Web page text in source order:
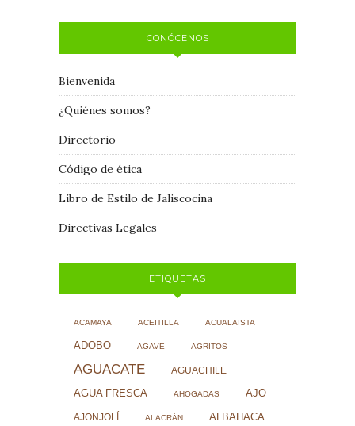
CONÓCENOS
Bienvenida
¿Quiénes somos?
Directorio
Código de ética
Libro de Estilo de Jaliscocina
Directivas Legales
ETIQUETAS
ACAMAYA ACEITILLA ACUALAISTA
ADOBO AGAVE AGRITOS
AGUACATE AGUACHILE
AGUA FRESCA AHOGADAS AJO
AJONJOLÍ ALACRÁN ALBAHACA